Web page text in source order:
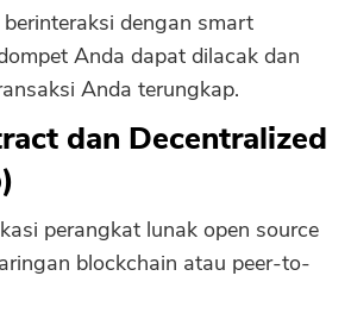
dengan smart
Anda dapat dilacak dan
Anda terungkap.
dan Decentralized
perangkat lunak open source
blockchain atau peer-to-